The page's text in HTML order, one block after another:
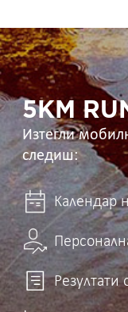
5KM
RUN
в
ръцете
ти 5KM
Изтегли
следиш:
Календар
Резултати